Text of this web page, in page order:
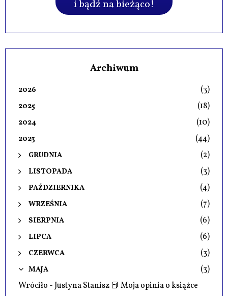
i bądź na bieżąco!
Archiwum
2026 (3)
2025 (18)
2024 (10)
2023 (44)
GRUDNIA (2)
LISTOPADA (3)
PAŹDZIERNIKA (4)
WRZEŚNIA (7)
SIERPNIA (6)
LIPCA (6)
CZERWCA (3)
MAJA
(3)
Wróciło - Justyna Stanisz 📕 Moja opinia o książce